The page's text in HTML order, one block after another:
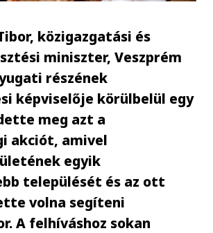
közigazgatási és
miniszter, Veszprém
részének
képviselője körülbelül egy
meg azt a
akciót, amivel
egyik
települését és az ott
volna segíteni
A felhíváshoz sokan